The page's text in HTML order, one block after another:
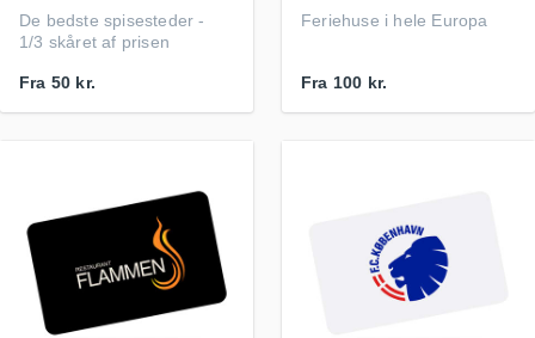
De bedste spisesteder -
1/3 skåret af prisen
Fra 50 kr.
Feriehuse i hele Europa
Fra 100 kr.